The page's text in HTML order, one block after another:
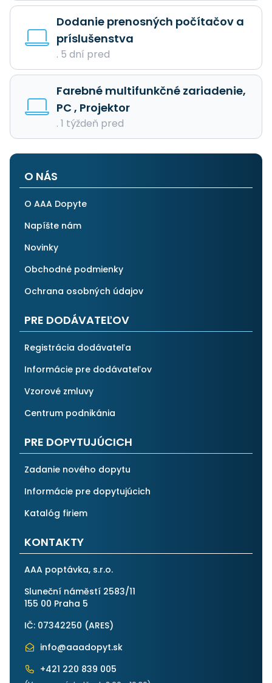
Dodanie prenosných počítačov a
príslušenstva
. 5 dní pred
Farebné multifunkčné zariadenie,
PC , Projektor
. 1 týždeň pred
O NÁS
O AAA Dopyte
Napíšte nám
Novinky
Obchodné podmienky
Ochrana osobných údajov
PRE DODÁVATEĽOV
Registrácia dodávateľa
Informácie pre dodávateľov
Vzorové zmluvy
Centrum podnikánia
PRE DOPYTUJÚCICH
Zadanie nového dopytu
Informácie pre dopytujúcich
Katalóg firiem
KONTAKTY
AAA poptávka, s.r.o.
Sluneční náměstí 2583/11
155 00 Praha 5
IČ: 07342250 (ARES)
info@aaadopyt.sk
+421 220 839 005